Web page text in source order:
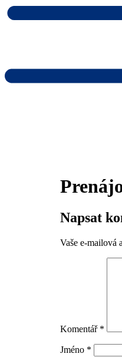
Napsat
Vaše e-mailová
Komentář *
Jméno *